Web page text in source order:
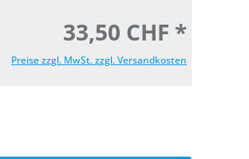
33,50 CHF *
Preise zzgl. MwSt. zzgl. Versandkosten
Wert ein